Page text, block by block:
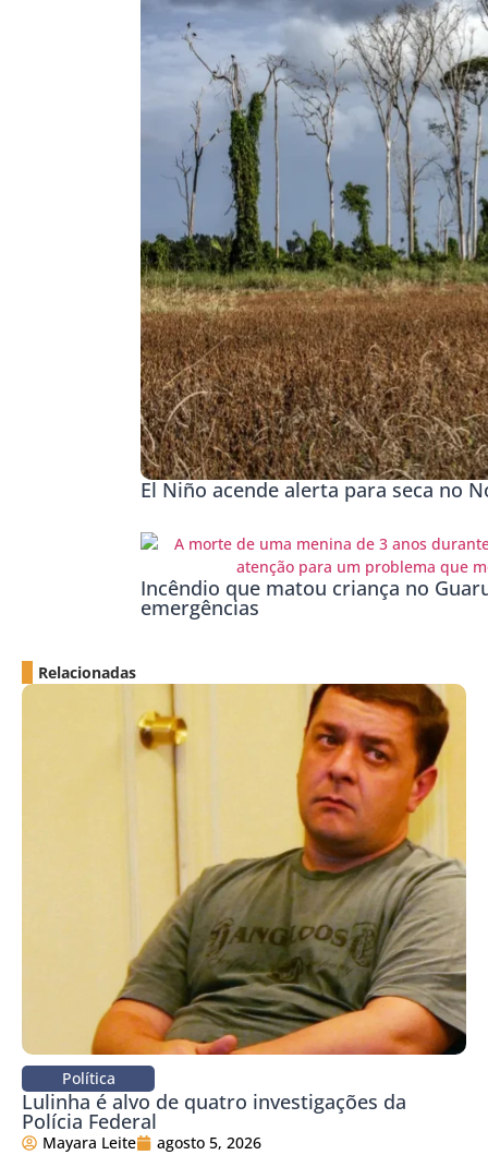
El Niño acende alerta para seca no
Incêndio que matou criança no
emergências
Relacionadas
Política
Lulinha é alvo de quatro investigações da
Polícia Federal
Mayara Leite agosto 5, 2026